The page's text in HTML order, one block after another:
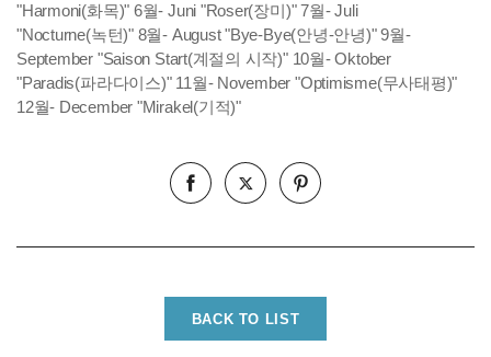
"Harmoni(화목)" 6월- Juni "Roser(장미)"7월- Juli
"Nocturne(녹턴)"8월- August "Bye-Bye(안녕-안녕)"9월-
September "Saison Start(계절의 시작)"10월- Oktober
"Paradis(파라다이스)"11월- November "Optimisme(무사태평)"
12월- December "Mirakel(기적)"
BACK TO LIST